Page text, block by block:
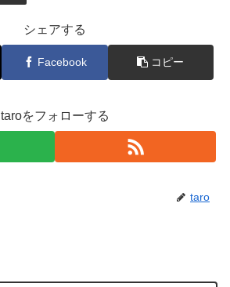
シェアする
Facebook コピー
taroをフォローする
taro